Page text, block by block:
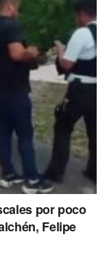
como los
varios
autoridades
por poco
Felipe